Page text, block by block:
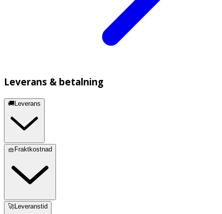
Leverans & betalning
🚚Leverans
🧺Fraktkostnad
🚀Leveranstid